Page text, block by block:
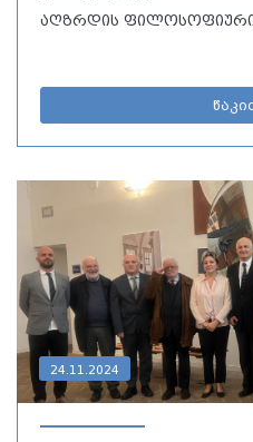
აღზრდის ფილოსოფიური
24.11.2024